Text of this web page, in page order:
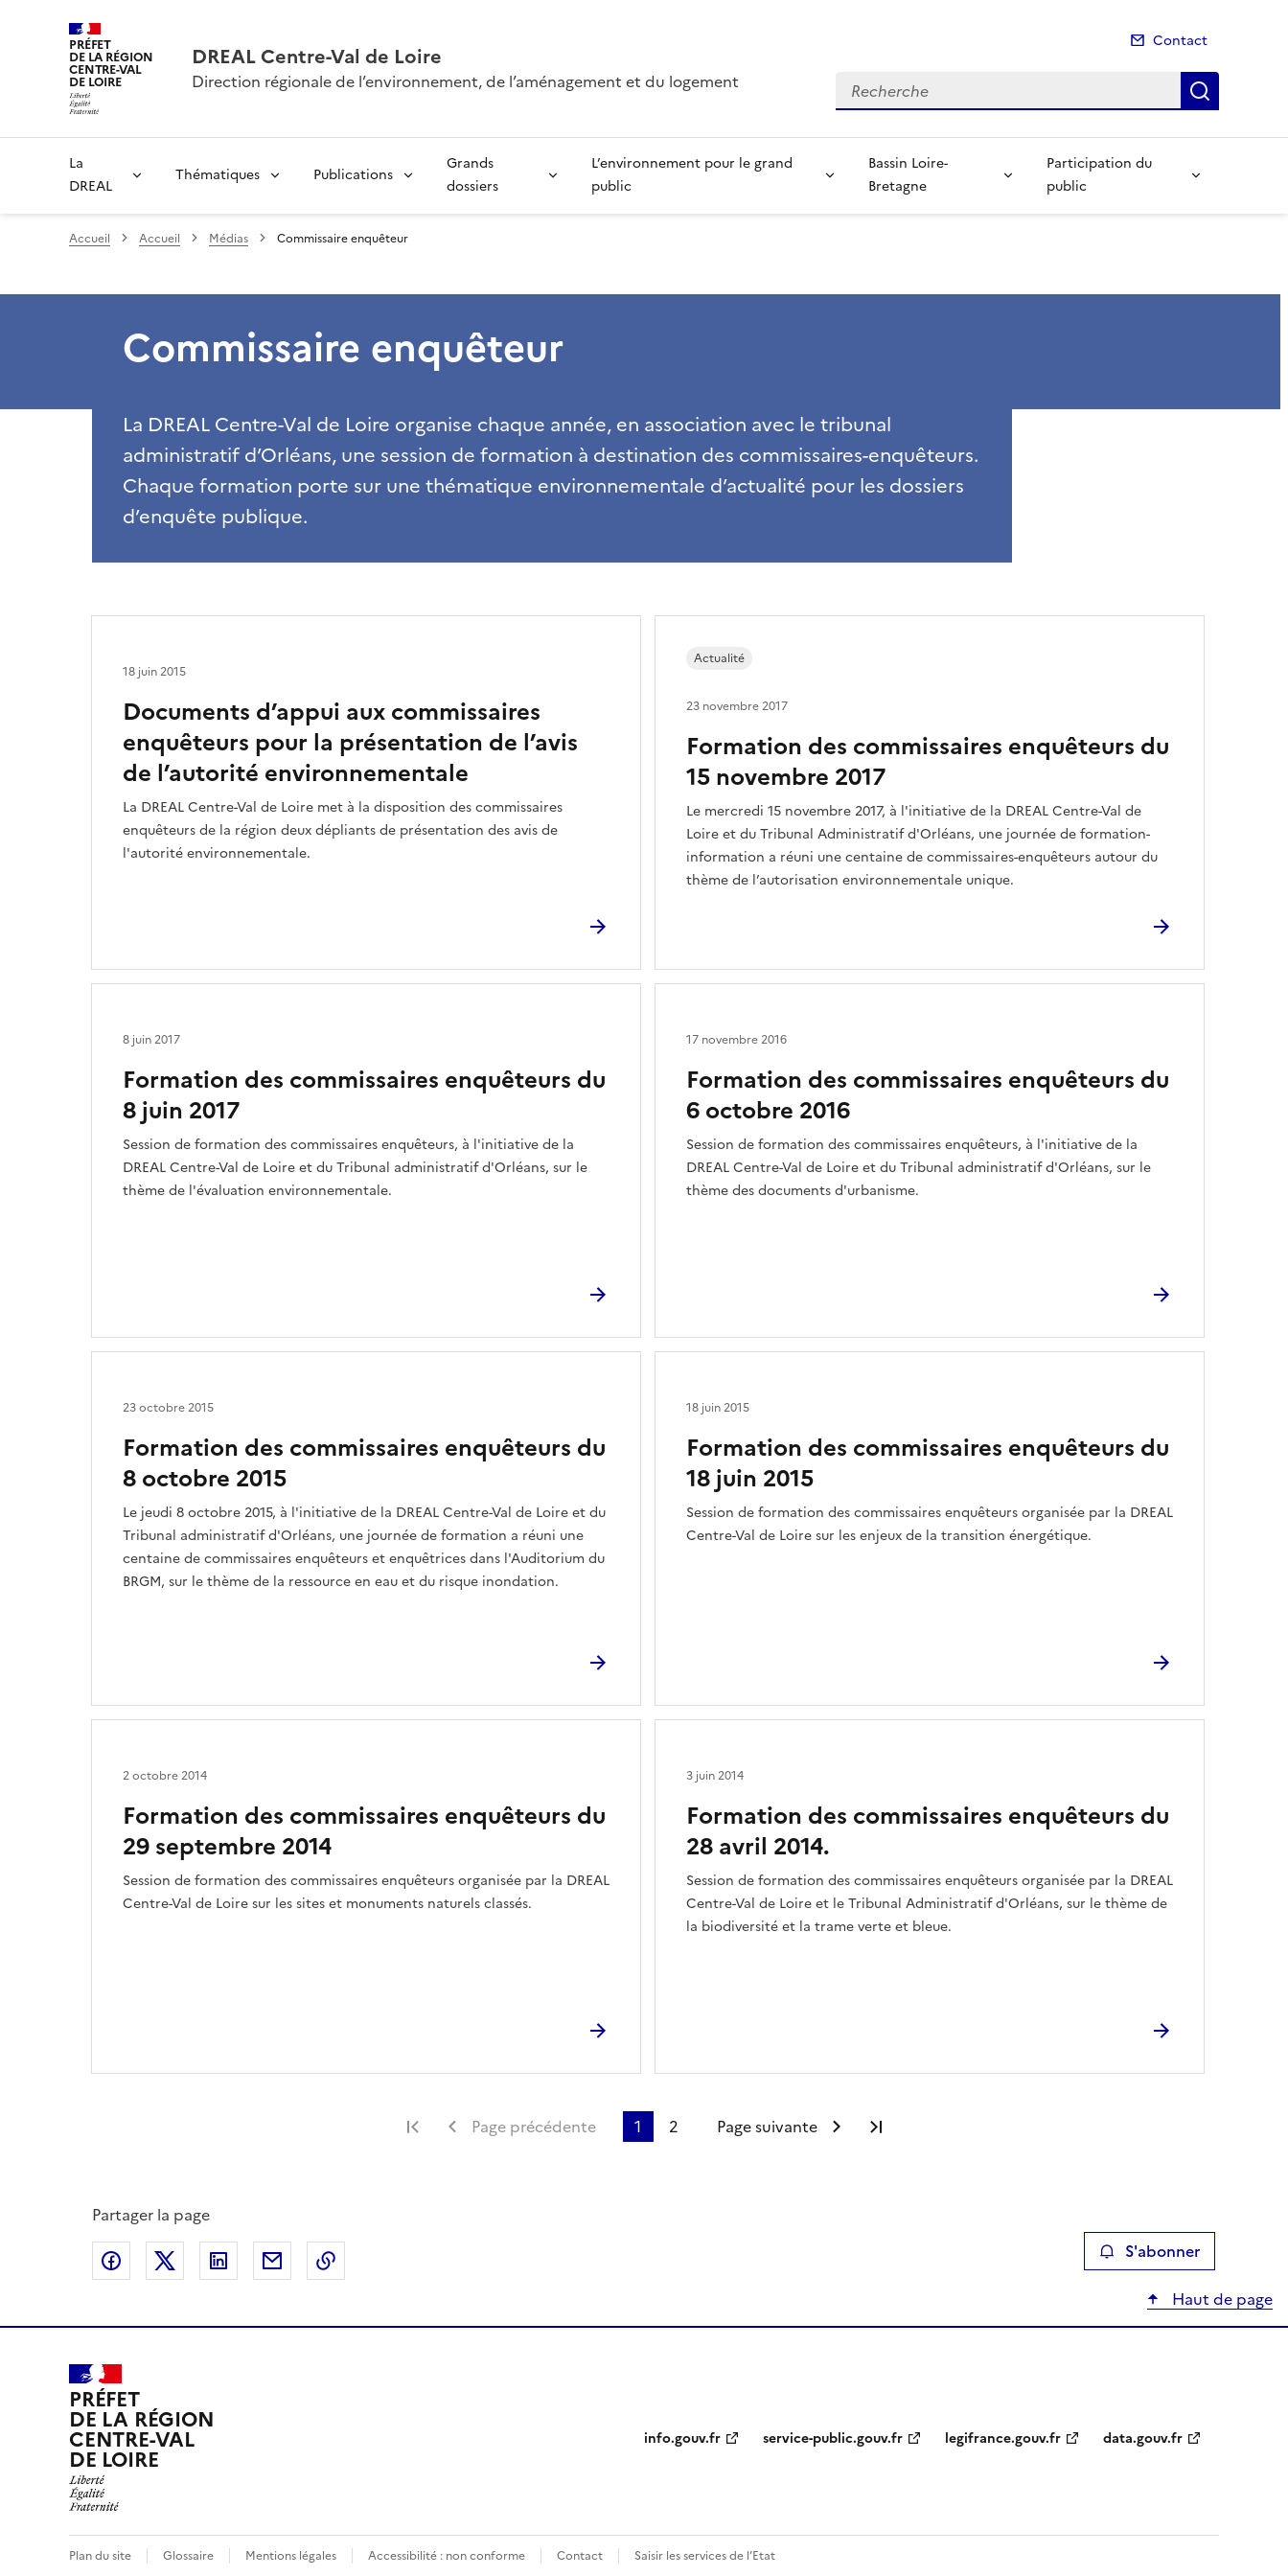
PRÉFET
DE LA RÉGION
CENTRE-VAL
DE LOIRE
DREAL Centre-Val de Loire
Direction régionale de l’environnement, de l’aménagement et du logement
Contact
Recherche
La
DREAL
Thématiques Publications
Grands
dossiers
L’environnement pour le grand
public
Bassin Loire-
Bretagne
Participation du
public
Accueil Accueil Médias Commissaire enquêteur
Commissaire enquêteur
La DREAL Centre-Val de Loire organise chaque année, en association avec le tribunal
administratif d’Orléans, une session de formation à destination des commissaires-enquêteurs.
Chaque formation porte sur une thématique environnementale d’actualité pour les dossiers
d’enquête publique.
Documents d’appui aux commissaires
enquêteurs pour la présentation de l’avis
de l’autorité environnementale
La DREAL Centre-Val de Loire met à la disposition des commissaires
enquêteurs de la région deux dépliants de présentation des avis de
l'autorité environnementale.
18 juin 2015
Formation des commissaires enquêteurs du
15 novembre 2017
Le mercredi 15 novembre 2017, à l'initiative de la DREAL Centre-Val de
Loire et du Tribunal Administratif d'Orléans, une journée de formation-
information a réuni une centaine de commissaires-enquêteurs autour du
thème de l’autorisation environnementale unique.
Actualité
23 novembre 2017
Formation des commissaires enquêteurs du
8 juin 2017
Session de formation des commissaires enquêteurs, à l'initiative de la
DREAL Centre-Val de Loire et du Tribunal administratif d'Orléans, sur le
thème de l'évaluation environnementale.
8 juin 2017
Formation des commissaires enquêteurs du
6 octobre 2016
Session de formation des commissaires enquêteurs, à l'initiative de la
DREAL Centre-Val de Loire et du Tribunal administratif d'Orléans, sur le
thème des documents d'urbanisme.
17 novembre 2016
Formation des commissaires enquêteurs du
8 octobre 2015
Le jeudi 8 octobre 2015, à l'initiative de la DREAL Centre-Val de Loire et du
Tribunal administratif d'Orléans, une journée de formation a réuni une
centaine de commissaires enquêteurs et enquêtrices dans l'Auditorium du
BRGM, sur le thème de la ressource en eau et du risque inondation.
23 octobre 2015
Formation des commissaires enquêteurs du
18 juin 2015
Session de formation des commissaires enquêteurs organisée par la DREAL
Centre-Val de Loire sur les enjeux de la transition énergétique.
18 juin 2015
Formation des commissaires enquêteurs du
29 septembre 2014
Session de formation des commissaires enquêteurs organisée par la DREAL
Centre-Val de Loire sur les sites et monuments naturels classés.
2 octobre 2014
Formation des commissaires enquêteurs du
28 avril 2014.
Session de formation des commissaires enquêteurs organisée par la DREAL
Centre-Val de Loire et le Tribunal Administratif d'Orléans, sur le thème de
la biodiversité et la trame verte et bleue.
3 juin 2014
Première page
Page précédente 1 2 Page suivante
Partager la page
Partager sur Facebook
Partager sur XPartager sur LinkedIn
Partager par email S'abonner
Haut de page
PRÉFET
DE LA RÉGION
CENTRE-VAL
DE LOIRE
info.gouv.fr service-public.gouv.fr legifrance.gouv.fr data.gouv.fr
Plan du site Glossaire Mentions légales Accessibilité : non conforme Contact Saisir les services de l’Etat